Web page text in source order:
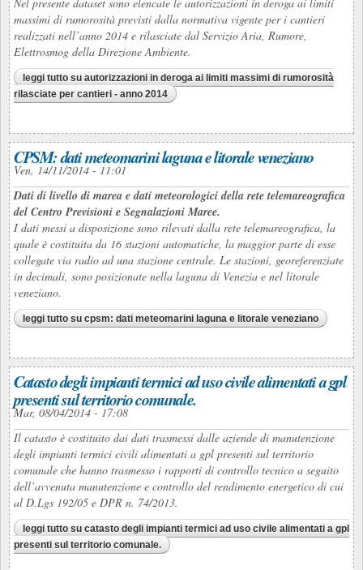
massimi di rumorosità previsti dalla normativa vigente per i cantieri
realizzati nell’anno 2014 e rilasciate dal Servizio Aria, Rumore,
Elettrosmog della Direzione Ambiente.
leggi tutto su autorizzazioni in deroga ai limiti massimi di rumorosità
rilasciate per cantieri - anno 2014
CPSM: dati meteomarini laguna e litorale veneziano
Ven, 14/11/2014 - 11:01
Dati di livello di marea e dati meteorologici della rete telemareografica
del Centro Previsioni e Segnalazioni Maree.
I dati messi a disposizione sono rilevati dalla rete telemareografica, la
quale è costituita da 16 stazioni automatiche, la maggior parte di esse
collegate via radio ad una stazione centrale. Le stazioni, georeferenziate
in decimali, sono posizionate nella laguna di Venezia e nel litorale
veneziano.
leggi tutto su cpsm: dati meteomarini laguna e litorale veneziano
Catasto degli impianti termici ad uso civile alimentati a gpl
presenti sul territorio comunale.
Mar, 08/04/2014 - 17:08
Il catasto è costituito dai dati trasmessi dalle aziende di manutenzione
degli impianti termici civili alimentati a gpl presenti sul territorio
comunale che hanno trasmesso i rapporti di controllo tecnico a seguito
dell’avvenuta manutenzione e controllo del rendimento energetico di cui
al D.Lgs 192/05 e DPR n. 74/2013.
leggi tutto su catasto degli impianti termici ad uso civile alimentati a gpl
presenti sul territorio comunale.